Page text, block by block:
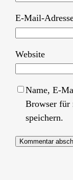
E-Mail-
Website
Name, E-
Browser für
speichern.